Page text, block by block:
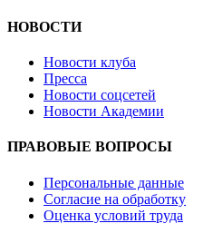
НОВОСТИ
Новости клуба
Пресса
Новости соцсетей
Новости Академии
ПРАВОВЫЕ ВОПРОСЫ
Персональные данные
Согласие на обработку
Оценка условий труда